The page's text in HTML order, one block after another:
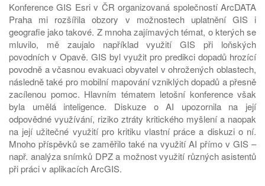
Konference GIS Esri v ČR organizovaná společností ArcDATA
Praha mi rozšířila obzory v možnostech uplatnění GIS i
geografie jako takové. Z mnoha zajímavých témat, o kterých se
mluvilo, mě zaujalo například využití GIS při loňských
povodních v Opavě. GIS byl využit pro predikci dopadů hrozící
povodně a včasnou evakuaci obyvatel v ohrožených oblastech,
následně také pro mobilní mapování vzniklých dopadů a přesně
zacílenou pomoc. Hlavním tématem letošní konference však
byla umělá inteligence. Diskuze o AI upozornila na její
odpovědné využívání, riziko ztráty kritického myšlení a naopak
na její užitečné využití pro kritiku vlastní práce a diskuzi o ní.
Mnoho příspěvků se zaměřilo také na využití AI přímo v GIS –
např. analýza snímků DPZ a možnost využití různých asistentů
při práci v aplikacích ArcGIS.